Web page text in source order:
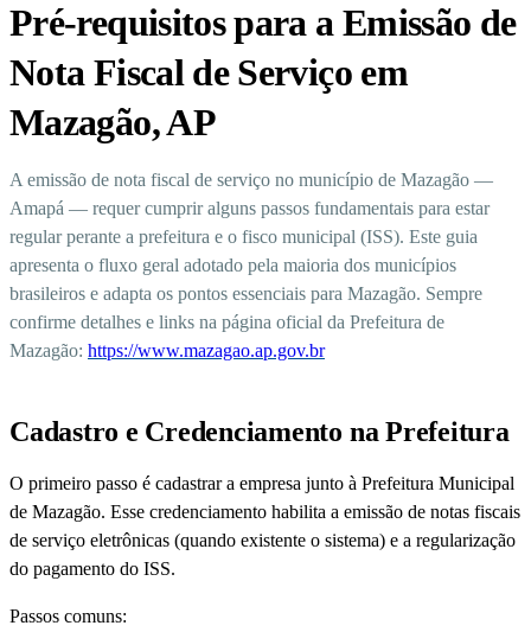
Pré-requisitos para a Emissão de
Nota Fiscal de Serviço em
Mazagão, AP
A emissão de nota fiscal de serviço no município de Mazagão —
Amapá — requer cumprir alguns passos fundamentais para estar
regular perante a prefeitura e o fisco municipal (ISS). Este guia
apresenta o fluxo geral adotado pela maioria dos municípios
brasileiros e adapta os pontos essenciais para Mazagão. Sempre
confirme detalhes e links na página oficial da Prefeitura de
Mazagão: https://www.mazagao.ap.gov.br
Cadastro e Credenciamento na Prefeitura
O primeiro passo é cadastrar a empresa junto à Prefeitura Municipal
de Mazagão. Esse credenciamento habilita a emissão de notas fiscais
de serviço eletrônicas (quando existente o sistema) e a regularização
do pagamento do ISS.
Passos comuns: